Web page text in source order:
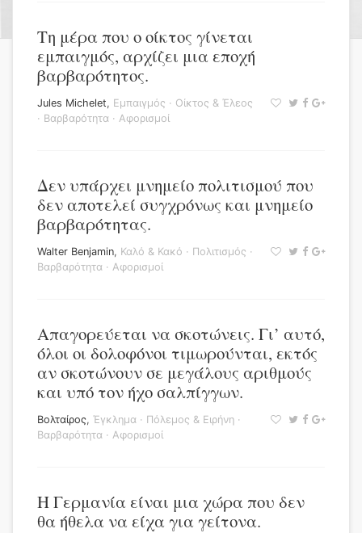
Τη μέρα που ο οίκτος γίνεται
εμπαιγμός, αρχίζει μια εποχή
βαρβαρότητος.
Jules Michelet, Εμπαιγμός · Οίκτος & Έλεος
· Βαρβαρότητα · Αφορισμοί
Δεν υπάρχει μνημείο πολιτισμού που
δεν αποτελεί συγχρόνως και μνημείο
βαρβαρότητας.
Walter Benjamin, Καλό & Κακό · Πολιτισμός ·
Βαρβαρότητα · Αφορισμοί
Απαγορεύεται να σκοτώνεις. Γι’ αυτό,
όλοι οι δολοφόνοι τιμωρούνται, εκτός
αν σκοτώνουν σε μεγάλους αριθμούς
και υπό τον ήχο σαλπίγγων.
Βολταίρος, Έγκλημα · Πόλεμος & Ειρήνη ·
Βαρβαρότητα · Αφορισμοί
Η Γερμανία είναι μια χώρα που δεν
θα ήθελα να είχα για γείτονα.